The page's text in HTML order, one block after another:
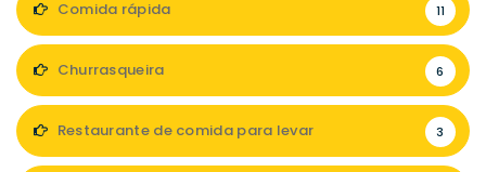
Comida rápida 11
Churrasqueira 6
Restaurante de comida para levar 3